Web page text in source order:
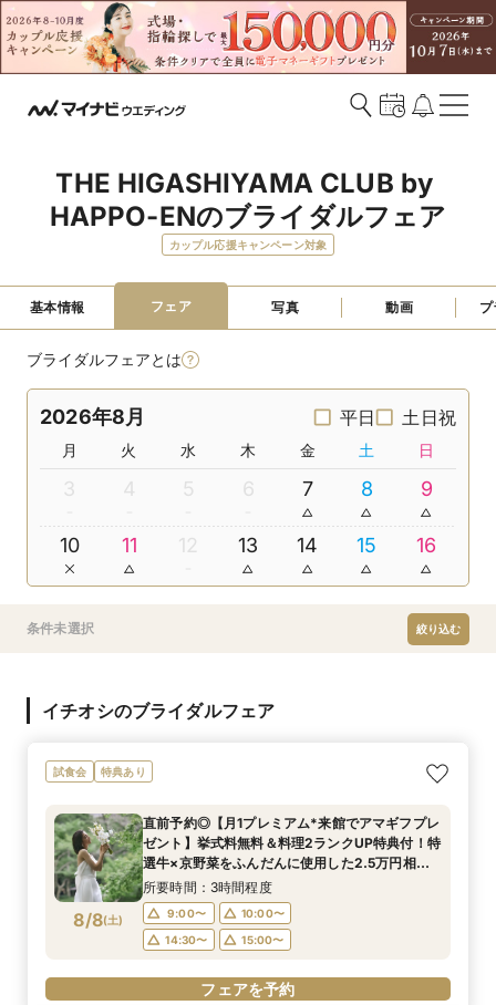
THE HIGASHIYAMA CLUB by
HAPPO-ENのブライダルフェア
カップル応援キャンペーン対象
基本情報 フェア 写真 動画
ブライダルフェアとは
2026年8月 平日 土日祝
月 火 水 木 金 土 日
3 4 5 6 7 8 9
10 11 12 13 14 15 16
条件未選択 絞り込む
イチオシのブライダルフェア
試食会 特典あり
8/8(土)
直前予約◎【月1プレミアム*来館でアマギフプレ
ゼント】挙式料無料＆料理2ランクUP特典付！特
選牛×京野菜をふんだんに使用した2.5万円相当
の豪華4品ハーフコース無料試食付◎初めての見
学にオススメ◎
所要時間：3時間程度
9:00〜
10:00〜
14:30〜
15:00〜
フェアを予約